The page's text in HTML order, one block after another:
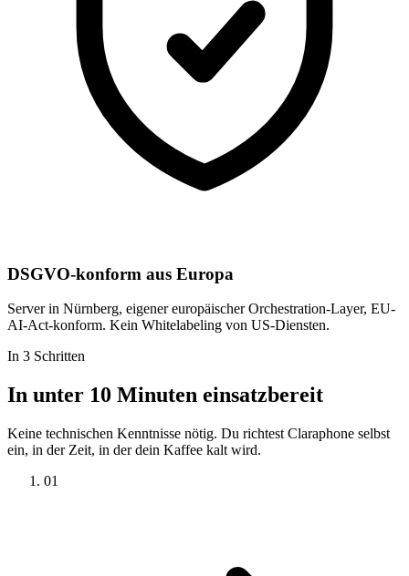
DSGVO-konform aus Europa
Server in Nürnberg, eigener europäischer Orchestration-Layer, EU-
AI-Act-konform. Kein Whitelabeling von US-Diensten.
In 3 Schritten
In unter 10 Minuten einsatzbereit
Keine technischen Kenntnisse nötig. Du richtest Claraphone selbst
ein, in der Zeit, in der dein Kaffee kalt wird.
01